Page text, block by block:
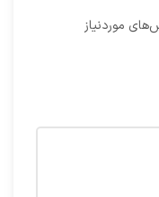
موردنیاز